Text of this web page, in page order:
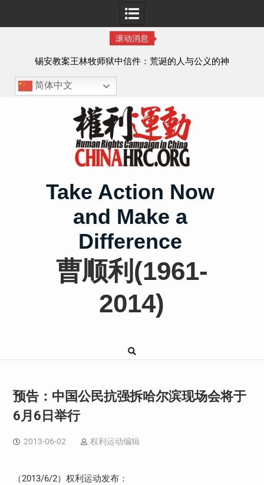
滚动消息
锡安教案王林牧师狱中信件：荒诞的人与公义的神
简体中文
Take Action Now
and Make a
Difference
曹顺利(1961-
2014)
预告：中国公民抗强拆哈尔滨现场会将于
6月6日举行
2013-06-02 权利运动编辑
（2013/6/2）权利运动发布：